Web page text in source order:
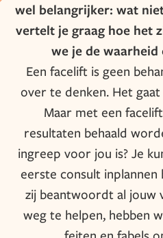
wel belangrijker: wat
vertelt je graag hoe het
we je de waarheid
Een facelift is geen
over te denken. Het
Maar met een
resultaten behaald
ingreep voor jou is? Je
eerste consult inplannen
zij beantwoordt al jouw
weg te helpen, hebben